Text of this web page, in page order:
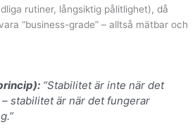
rutiner, långsiktig pålitlighet), då
“business-grade” – alltså mätbar och
“Stabilitet är inte när det
stabilitet är när det fungerar